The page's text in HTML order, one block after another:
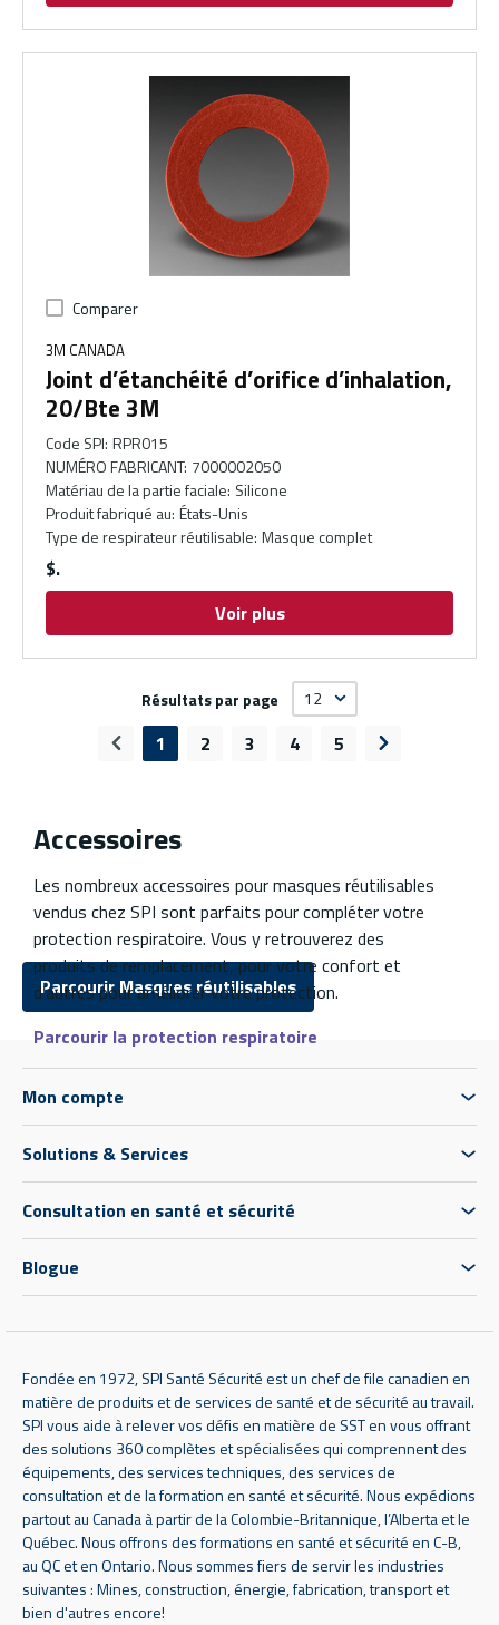
Comparer
3M CANADA
Joint d’étanchéité d’orifice d’inhalation,
20/Bte 3M
Code SPI: RPR015
NUMÉRO FABRICANT: 7000002050
Matériau de la partie faciale: Silicone
Produit fabriqué au: États-Unis
Type de respirateur réutilisable: Masque complet
$
Voir plus
Résultats par page
Page précédente
1 2 3 4 5 Page suivante
Accessoires
Les nombreux accessoires pour masques réutilisables
vendus chez SPI sont parfaits pour compléter votre
protection respiratoire. Vous y retrouverez des
produits de remplacement, pour votre confort et
d’autres pour améliorer votre protection.
Parcourir la protection respiratoire
Parcourir Masques réutilisables
Mon compte
Solutions & Services
Consultation en santé et sécurité
Blogue
Fondée en 1972, SPI Santé Sécurité est un chef de file canadien en
matière de produits et de services de santé et de sécurité au travail.
SPI vous aide à relever vos défis en matière de SST en vous offrant
des solutions 360 complètes et spécialisées qui comprennent des
équipements, des services techniques, des services de
consultation et de la formation en santé et sécurité. Nous expédions
partout au Canada à partir de la Colombie-Britannique, l’Alberta et le
Québec. Nous offrons des formations en santé et sécurité en C-B,
au QC et en Ontario. Nous sommes fiers de servir les industries
suivantes : Mines, construction, énergie, fabrication, transport et
bien d'autres encore!